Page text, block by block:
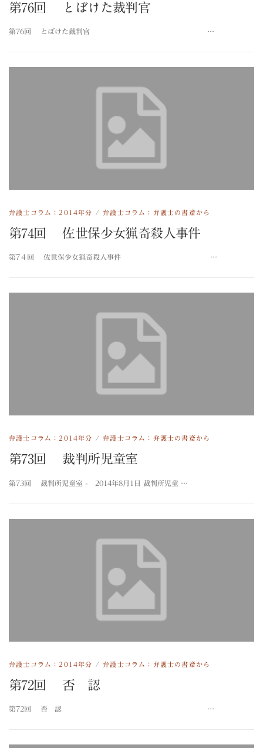
第76回 とぼけた裁判官
第76回 とぼけた裁判官 …
弁護士コラム：2014年分 /弁護士コラム：弁護士の書斎から
第74回 佐世保少女猟奇殺人事件
第7４回 佐世保少女猟奇殺人事件 …
弁護士コラム：2014年分 /弁護士コラム：弁護士の書斎から
第73回 裁判所児童室
第73回 裁判所児童室 - 2014年8月1日 裁判所児童 …
弁護士コラム：2014年分 /弁護士コラム：弁護士の書斎から
第72回 否 認
第72回 否 認 …